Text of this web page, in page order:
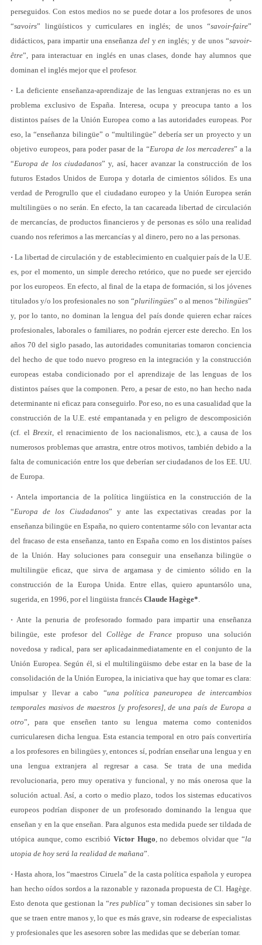
perseguidos. Con estos medios no se puede dotar a los profesores de unos
“savoirs” lingüísticos y curriculares en inglés; de unos “savoir-faire”
didácticos, para impartir una enseñanza delyen inglés; y de unos “savoir-
être”, para interactuar en inglés en unas clases, donde hay alumnos que
dominan el inglés mejor que el profesor.
· La deficiente enseñanza-aprendizaje de las lenguas extranjeras no es un
problema exclusivo de España. Interesa, ocupa y preocupa tanto a los
distintos países de la Unión Europea como a las autoridades europeas. Por
eso, la “enseñanza bilingüe” o “multilingüe” debería ser un proyecto y un
objetivo europeos, para poder pasar de la “Europa de los mercaderes” a la
“Europa de los ciudadanos” y, así, hacer avanzar la construcción de los
futuros Estados Unidos de Europa y dotarla de cimientos sólidos. Es una
verdad de Perogrullo que el ciudadano europeo y la Unión Europea serán
multilingües o no serán. En efecto, la tan cacareada libertad de circulación
de mercancías, de productos financieros y de personas es sólo una realidad
cuando nos referimos a las mercancías y al dinero, pero no a las personas.
· La libertad de circulación y de establecimiento en cualquier país de la U.E.
es, por el momento, un simple derecho retórico, que no puede ser ejercido
por los europeos. En efecto, al final de la etapa de formación, si los jóvenes
titulados y/o los profesionales no son “plurilingües” o al menos “bilingües”
y, por lo tanto, no dominan la lengua del país donde quieren echar raíces
profesionales, laborales o familiares, no podrán ejercer este derecho. En los
años 70 del siglo pasado, las autoridades comunitarias tomaron conciencia
del hecho de que todo nuevo progreso en la integración y la construcción
europeas estaba condicionado por el aprendizaje de las lenguas de los
distintos países que la componen. Pero, a pesar de esto, no han hecho nada
determinante ni eficaz para conseguirlo. Por eso, no es una casualidad que la
construcción de la U.E. esté empantanada y en peligro de descomposición
(cf. elBrexit, el renacimiento de los nacionalismos, etc.), a causa de los
numerosos problemas que arrastra, entre otros motivos, también debido a la
falta de comunicación entre los que deberían ser ciudadanos de los EE. UU.
de Europa.
·Antela importancia de la política lingüística en la construcción de la
“Europa de los Ciudadanos” y ante las expectativas creadas por la
enseñanza bilingüe en España, no quiero contentarme sólo con levantar acta
del fracaso de esta enseñanza, tanto en España como en los distintos países
de la Unión. Hay soluciones para conseguir una enseñanza bilingüe o
multilingüe eficaz, que sirva de argamasa y de cimiento sólido en la
construcción de la Europa Unida. Entre ellas, quiero apuntarsólo una,
sugerida, en 1996, por el lingüista francés Claude Hagège*.
· Ante la penuria de profesorado formado para impartir una enseñanza
bilingüe, este profesor delCollège de France propuso una solución
novedosa y radical, para ser aplicadainmediatamente en el conjunto de la
Unión Europea. Según él, si el multilingüismo debe estar en la base de la
consolidación de la Unión Europea, la iniciativa que hay que tomar es clara:
impulsar y llevar a cabo “una política paneuropea de intercambios
temporales masivos de maestros [y profesores], de una país de Europa a
otro”, para que enseñen tanto su lengua materna como contenidos
curricularesen dicha lengua. Esta estancia temporal en otro país convertiría
a los profesores en bilingües y, entonces sí, podrían enseñar una lengua y en
una lengua extranjera al regresar a casa. Se trata de una medida
revolucionaria, pero muy operativa y funcional, y no más onerosa que la
solución actual. Así, a corto o medio plazo, todos los sistemas educativos
europeos podrían disponer de un profesorado dominando la lengua que
enseñan y en la que enseñan. Para algunos esta medida puede ser tildada de
utópica aunque, como escribió Víctor Hugo, no debemos olvidar que “la
utopia de hoy será la realidad de mañana”.
·Hasta ahora, los “maestros Ciruela” de la casta política española y europea
han hecho oídos sordos a la razonable y razonada propuesta de Cl. Hagège.
Esto denota que gestionan la “res publica” y toman decisiones sin saber lo
que se traen entre manos y, lo que es más grave, sin rodearse de especialistas
y profesionales que les asesoren sobre las medidas que se deberían tomar.